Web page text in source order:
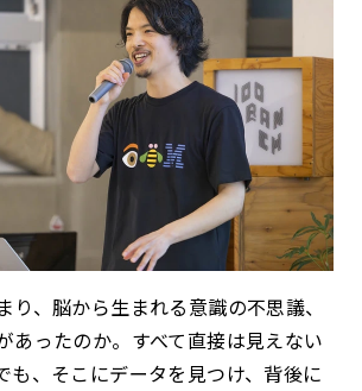
り、脳から生まれる意識の不思議、
あったのか。すべて直接は見えない
も、そこにデータを見つけ、背後に